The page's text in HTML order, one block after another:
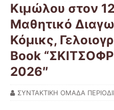
Κιμώλου στον
Μαθητικό
Κόμικς,
Book
2026″
ΣΥΝΤΑΚΤΙΚΗ ΟΜΑΔΑ